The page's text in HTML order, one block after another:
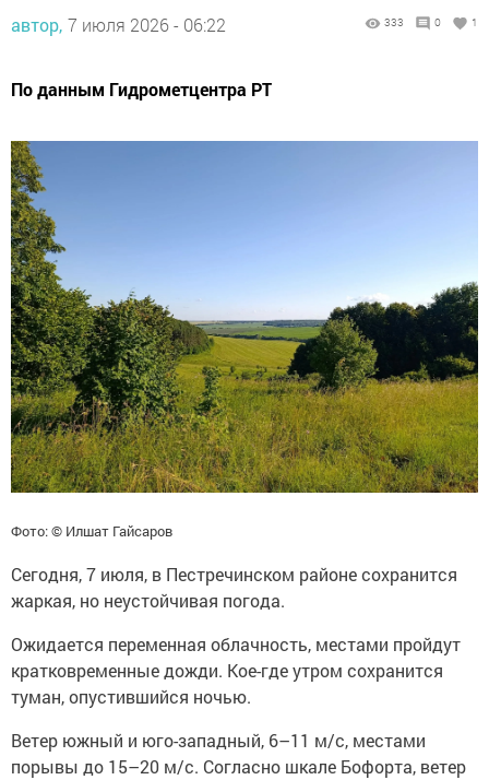
автор, 7 июля 2026 - 06:22 333 0 1
По данным Гидрометцентра РТ
Фото: © Илшат Гайсаров
Сегодня, 7 июля, в Пестречинском районе сохранится
жаркая, но неустойчивая погода.
Ожидается переменная облачность, местами пройдут
кратковременные дожди. Кое-где утром сохранится
туман, опустившийся ночью.
Ветер южный и юго-западный, 6–11 м/с, местами
порывы до 15–20 м/с. Согласно шкале Бофорта, ветер